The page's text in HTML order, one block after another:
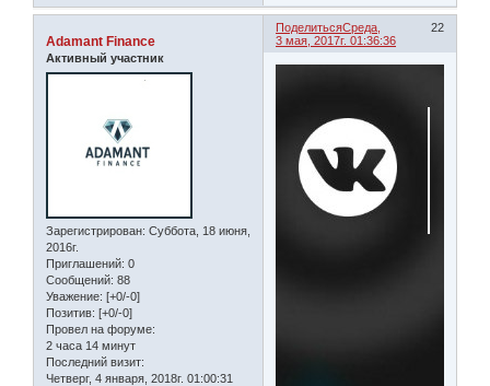
Поделиться 22
Среда,
3 мая, 2017г. 01:36:36
Adamant Finance
Активный участник
Зарегистрирован: Суббота, 18 июня,
2016г.
Приглашений: 0
Сообщений: 88
Уважение: [+0/-0]
Позитив: [+0/-0]
Провел на форуме:
2 часа 14 минут
Последний визит:
Четверг, 4 января, 2018г. 01:00:31